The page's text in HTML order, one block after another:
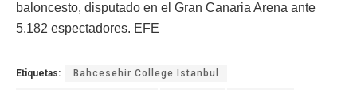
baloncesto, disputado en el Gran Canaria Arena ante
5.182 espectadores. EFE
Etiquetas: Bahcesehir College Istanbul